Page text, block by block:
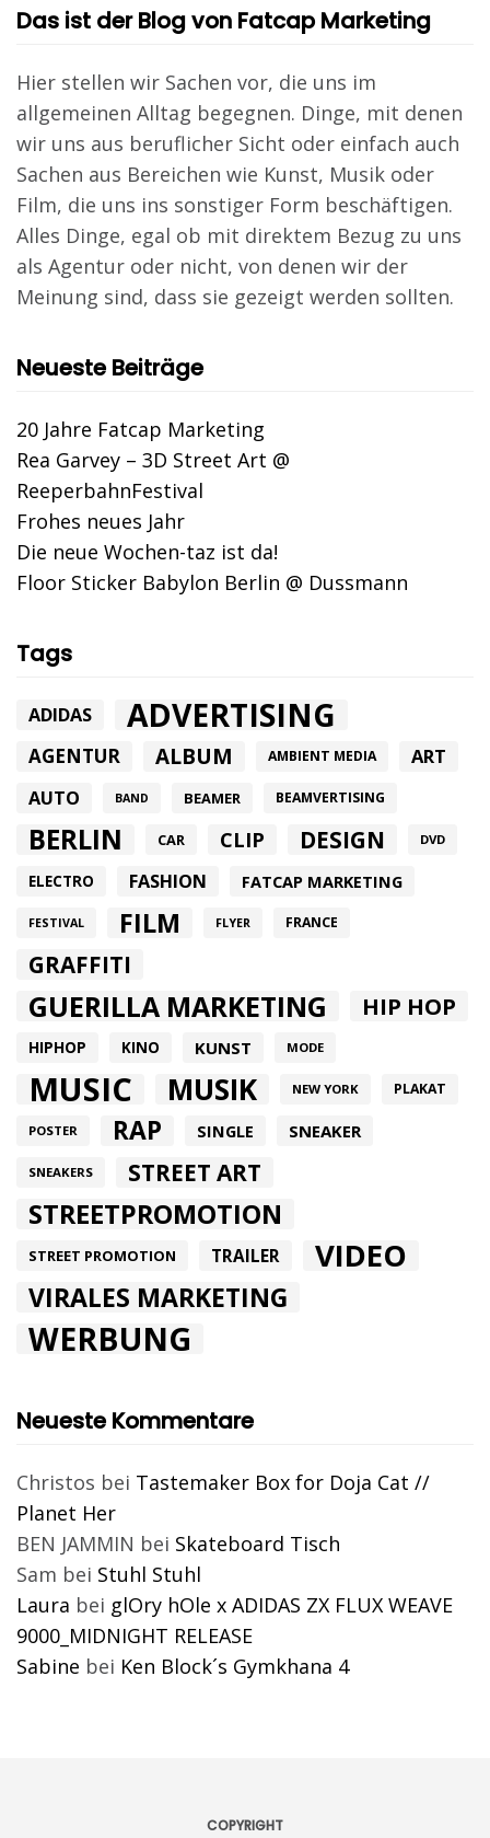
Das ist der Blog von Fatcap Marketing
Hier stellen wir Sachen vor, die uns im
allgemeinen Alltag begegnen. Dinge, mit denen
wir uns aus beruflicher Sicht oder einfach auch
Sachen aus Bereichen wie Kunst, Musik oder
Film, die uns ins sonstiger Form beschäftigen.
Alles Dinge, egal ob mit direktem Bezug zu uns
als Agentur oder nicht, von denen wir der
Meinung sind, dass sie gezeigt werden sollten.
Neueste Beiträge
20 Jahre Fatcap Marketing
Rea Garvey – 3D Street Art @
ReeperbahnFestival
Frohes neues Jahr
Die neue Wochen-taz ist da!
Floor Sticker Babylon Berlin @ Dussmann
Tags
ADIDAS ADVERTISING
AGENTUR ALBUM AMBIENT MEDIA ART
AUTO BAND BEAMER BEAMVERTISING
BERLIN CAR CLIP DESIGN DVD
ELECTRO FASHION FATCAP MARKETING
FESTIVAL FILM FLYER FRANCE
GRAFFITI
GUERILLA MARKETING HIP HOP
HIPHOP KINO KUNST MODE
MUSIC MUSIK NEW YORK PLAKAT
POSTER RAP SINGLE SNEAKER
SNEAKERS STREET ART
STREETPROMOTION
STREET PROMOTION TRAILER VIDEO
VIRALES MARKETING
WERBUNG
Neueste Kommentare
Christos bei Tastemaker Box for Doja Cat //
Planet Her
BEN JAMMIN bei Skateboard Tisch
Sam bei Stuhl Stuhl
Laura bei glOry hOle x ADIDAS ZX FLUX WEAVE
9000_MIDNIGHT RELEASE
Sabine bei Ken Block´s Gymkhana 4
COPYRIGHT